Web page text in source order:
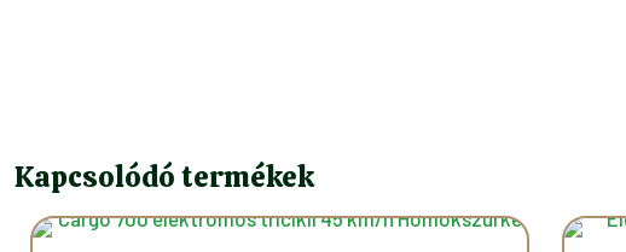
Kapcsolódó termékek